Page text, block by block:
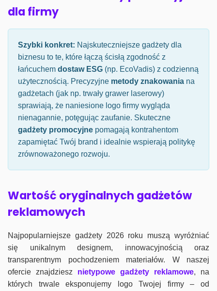
dla firmy
Szybki konkret: Najskuteczniejsze gadżety dla
biznesu to te, które łączą ścisłą zgodność z
łańcuchem dostaw ESG (np. EcoVadis) z codzienną
użytecznością. Precyzyjne metody znakowania na
gadżetach (jak np. trwały grawer laserowy)
sprawiają, że naniesione logo firmy wygląda
nienagannie, potęgując zaufanie. Skuteczne
gadżety promocyjne pomagają kontrahentom
zapamiętać Twój brand i idealnie wspierają politykę
zrównoważonego rozwoju.
Wartość oryginalnych gadżetów
reklamowych
Najpopularniejsze gadżety 2026 roku muszą wyróżniać
się unikalnym designem, innowacyjnością oraz
transparentnym pochodzeniem materiałów. W naszej
ofercie znajdziesz nietypowe gadżety reklamowe, na
których trwale eksponujemy logo Twojej firmy – od